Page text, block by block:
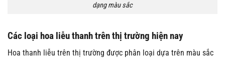
dạng màu sắc
Các loại hoa liễu thanh trên thị trường hiện nay
Hoa thanh liễu trên thị trường được phân loại dựa trên màu sắc